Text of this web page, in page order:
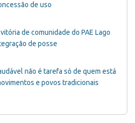
de uso
de comunidade do PAE Lago
de posse
não é tarefa só de quem está
e povos tradicionais